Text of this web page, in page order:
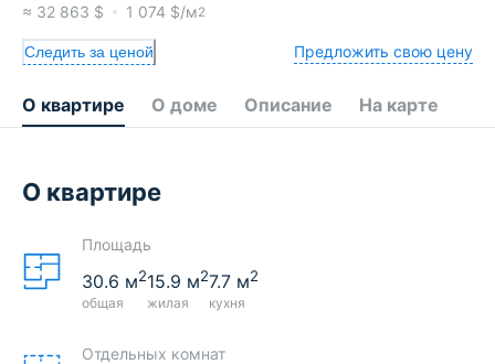
≈ 32 863 $ 1 074 $/м2
Следить за ценой Предложить свою цену
О квартире О доме Описание На карте
О квартире
Площадь
30.6 м2
общая
15.9 м2
жилая
7.7 м2
кухня
Отдельных комнат